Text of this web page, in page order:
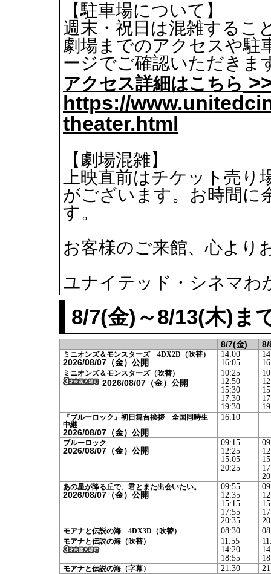
【駐車場について】
週末・祝日は混雑するこ
劇場までのアクセスや駐
ージでご確認いただきま
アクセス詳細はこちら
【劇場混雑】
上映直前はチケット売
がございます。お時間に
す。
お客様のご来館、心より
ユナイテッド・シネマわ
8/7(金)～8/13(木)ま
8/7(金) 8/
ミニオンズ＆モンスターズ 4DX2D（吹替）
2026/08/07（金）公開
14:00
16:05
ミニオンズ＆モンスターズ（吹替）
2026/08/07（金）公開
10:25
12:50
15:30
17:30
19:30
『ブルーロック』初日舞台挨拶 全国同時生
中継
2026/08/07（金）公開
16:10
ブルーロック
2026/08/07（金）公開
09:15
12:25
15:05
20:25
あの星が降る丘で、君とまた出会いたい。
2026/08/07（金）公開
09:55
12:35
15:15
17:55
20:35
モアナと伝説の海 4DX3D（吹替） 08:30
モアナと伝説の海（吹替）
11:55
14:20
18:55
モアナと伝説の海（字幕） 21:30